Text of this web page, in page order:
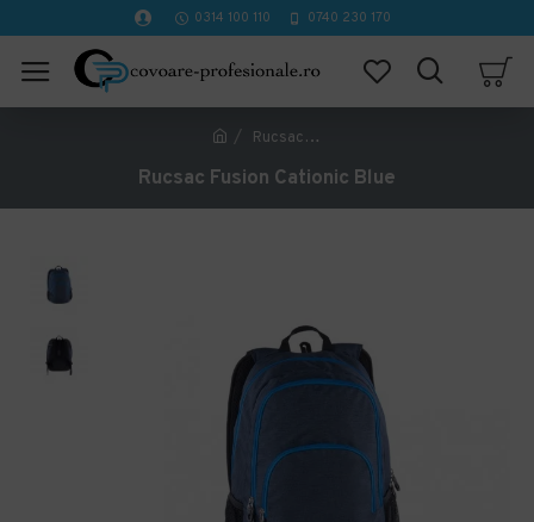
0314 100 110 0740 230 170
Rucsac Fusion Cationic Blue
Rucsac Fusion Cationic Blue